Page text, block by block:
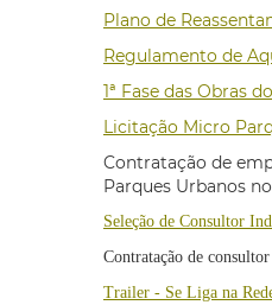
Plano de
Regulamento de
1ª Fase das Obras
Licitação Micro
Contratação de
Parques Urbanos
Seleção de Consultor
Contratação de
Trailer - Se Liga na